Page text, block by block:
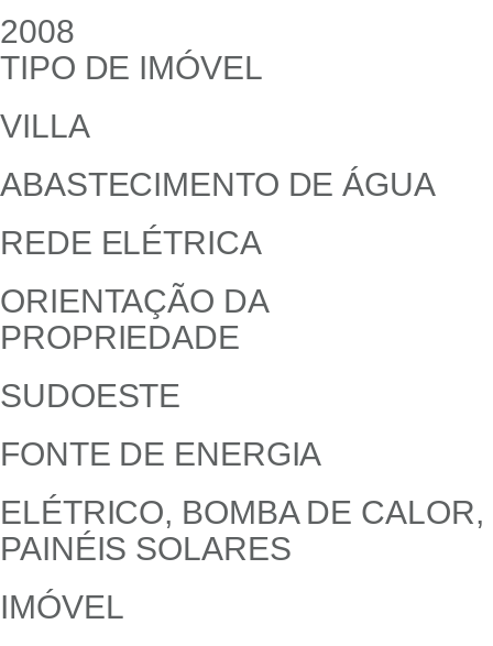
2008
TIPO DE IMÓVEL
VILLA
ABASTECIMENTO DE ÁGUA
REDE ELÉTRICA
ORIENTAÇÃO DA
PROPRIEDADE
SUDOESTE
FONTE DE ENERGIA
ELÉTRICO, BOMBA DE CALOR,
PAINÉIS SOLARES
IMÓVEL